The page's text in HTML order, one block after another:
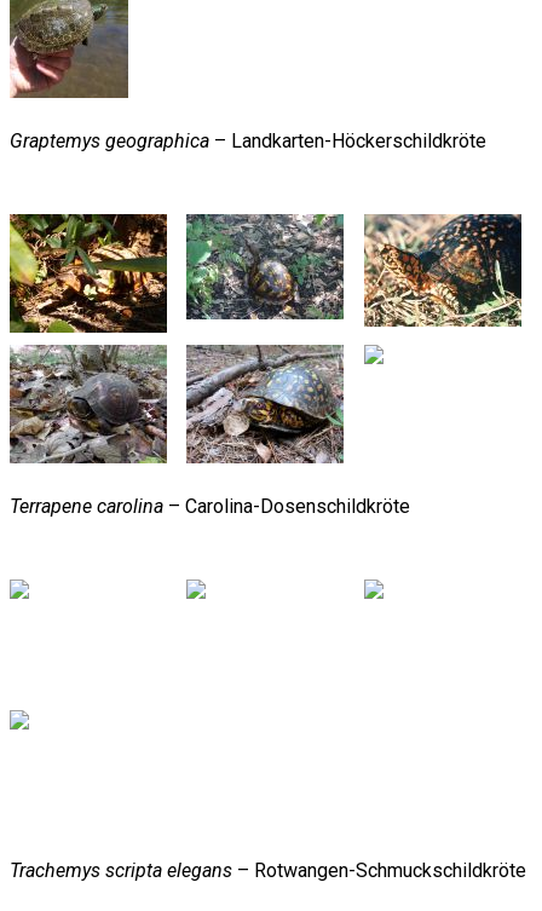
Graptemys geographica – Landkarten-Höckerschildkröte
Terrapene carolina – Carolina-Dosenschildkröte
Trachemys scripta elegans – Rotwangen-Schmuckschildkröte